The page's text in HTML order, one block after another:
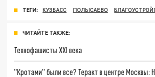
ТЕГИ: КУЗБАСС ПОЛЫСАЕВО
ЧИТАЙТЕ ТАКЖЕ:
Технофашисты XXI века
"Кротами" были все? Теракт в центре Москвы: